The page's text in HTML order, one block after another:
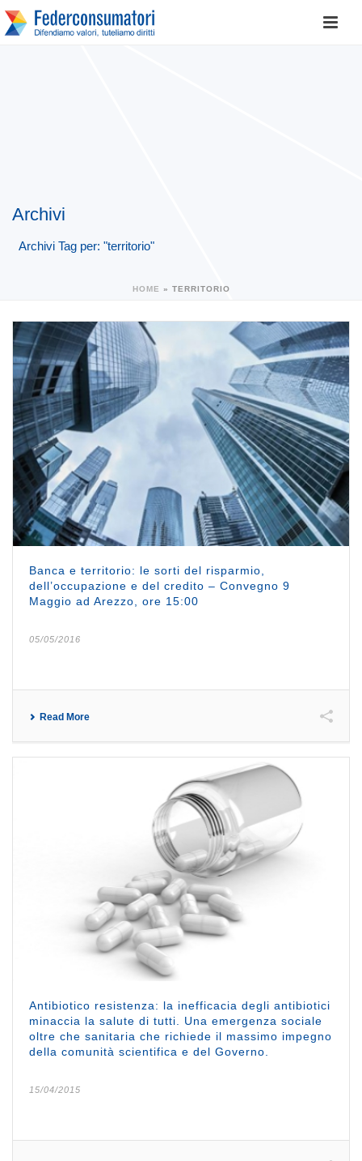
Archivi
Archivi Tag per: "territorio"
HOME » TERRITORIO
Banca e territorio: le sorti del risparmio,
dell’occupazione e del credito – Convegno 9
Maggio ad Arezzo, ore 15:00
05/05/2016
Read More
Antibiotico resistenza: la inefficacia degli antibiotici
minaccia la salute di tutti. Una emergenza sociale
oltre che sanitaria che richiede il massimo impegno
della comunità scientifica e del Governo.
15/04/2015